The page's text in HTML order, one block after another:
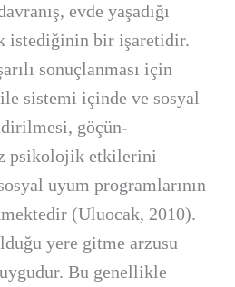
evde yaşadığı
istediğinin bir işaretidir.
sonuçlanması için
sistemi içinde ve sosyal
göçün-
psikolojik etkilerini
uyum programlarının
(Uluocak, 2010).
yere gitme arzusu
Bu genellikle